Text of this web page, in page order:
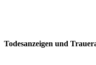
Todesanzeigen und